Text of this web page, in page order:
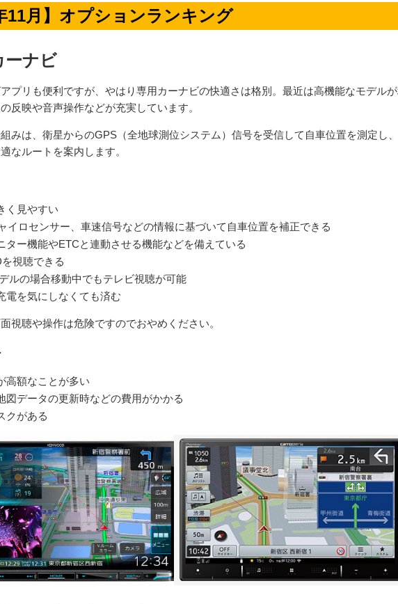
11月】オプションランキング
ナビ
プリも便利ですが、やはり専用カーナビの快適さは格別。最近は高機能なモデル
反映や音声操作などが充実しています。
みは、衛星からのGPS （全地球測位システム）信号を受信して自車位置を測定し
なルートを案内します。
く見やすい
イロセンサー、車速信号などの情報に基づいて自車位置を補正できる
ター機能やETCと連動させる機能などを備えている
を視聴できる
ルの場合移動中でもテレビ視聴が可能
電を気にしなくても済む
視聴や操作は危険ですのでおやめください。
高額なことが多い
図データの更新時などの費用がかかる
クがある